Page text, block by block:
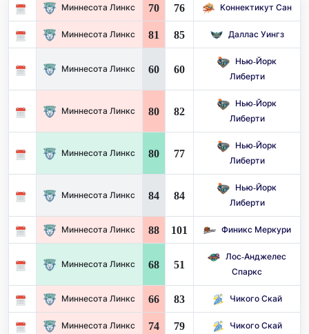
Миннесота Линкс 70 76 Коннектикут Сан
Миннесота Линкс 81 85 Даллас Уингз
Миннесота Линкс 60 60
Нью-Йорк
Либерти
Миннесота Линкс 80 82
Нью-Йорк
Либерти
Миннесота Линкс 80 77
Нью-Йорк
Либерти
Миннесота Линкс 84 84
Нью-Йорк
Либерти
Миннесота Линкс 88 101 Финикс Меркури
Миннесота Линкс 68 51
Лос-Анджелес
Спаркс
Миннесота Линкс 66 83 Чикого Скай
Миннесота Линкс 74 79 Чикого Скай